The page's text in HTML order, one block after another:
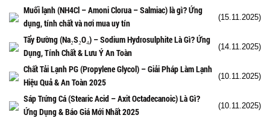
Muối lạnh (NH4Cl – Amoni Clorua – Salmiac) là gì? Ứng
dụng, tính chất và nơi mua uy tín
(15.11.2025)
Tẩy Đường (Na₂S₂O₄) – Sodium Hydrosulphite Là Gì? Ứng
Dụng, Tính Chất & Lưu Ý An Toàn
(14.11.2025)
Chất Tải Lạnh PG (Propylene Glycol) – Giải Pháp Làm Lạnh
Hiệu Quả & An Toàn 2025
(10.11.2025)
Sáp Trứng Cá (Stearic Acid – Axit Octadecanoic) Là Gì?
Ứng Dụng & Báo Giá Mới Nhất 2025
(10.11.2025)